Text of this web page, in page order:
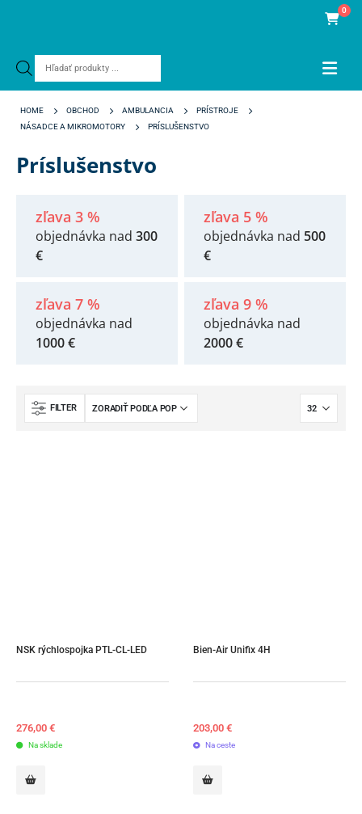
Products
0
HOME OBCHOD AMBULANCIA
PRÍSTROJE
NÁSADCE A MIKROMOTORY
PRÍSLUŠENSTVO
Príslušenstvo
zľava 3 %
objednávka nad 300
€
zľava 5 %
objednávka nad 500
€
zľava 7 %
objednávka nad
1000 €
zľava 9 %
objednávka nad
2000 €
FILTER
NSK rýchlospojka PTL-CL-LED
276,00 €
Na sklade
Bien-Air Unifix 4H
203,00 €
Na ceste